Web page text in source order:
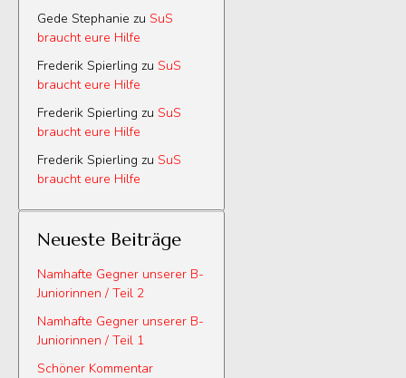
Gede Stephanie zu SuS
braucht eure Hilfe
Frederik Spierling zu SuS
braucht eure Hilfe
Frederik Spierling zu SuS
braucht eure Hilfe
Frederik Spierling zu SuS
braucht eure Hilfe
Neueste Beiträge
Namhafte Gegner unserer B-
Juniorinnen / Teil 2
Namhafte Gegner unserer B-
Juniorinnen / Teil 1
Schöner Kommentar